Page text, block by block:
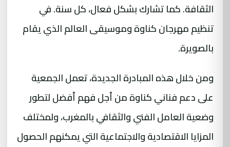
الثقافة. كما تشارك بشكل فعال، كل سنة. في
تنظيم مهرجان كناوة وموسيقى العالم الذي يقام
بالصويرة.
ومن خلال هذه المبادرة الجديدة، تعمل الجمعية
على دعم فناني كناوة من أجل فهم أفضل لتطور
وضعية العامل الفني والثقافي بالمغرب، ولمختلف
المزايا الاقتصادية والاجتماعية التي يمكنهم الحصول